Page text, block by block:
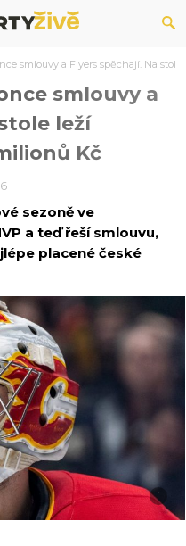
smlouvy a Flyers spěchají. Na
smlouvy a
leží
Kč
sezoně ve
a teď řeší smlouvu,
placené české
i